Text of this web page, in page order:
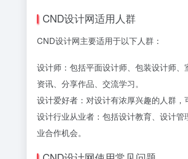
CND设计网适用人群
CND设计网主要适用于以下人群：
设计师：包括平面设计师、包装设计师
资讯、分享作品、交流学习。
设计爱好者：对设计有浓厚兴趣的人群，
设计行业从业者：包括设计教育、设计
业合作机会。